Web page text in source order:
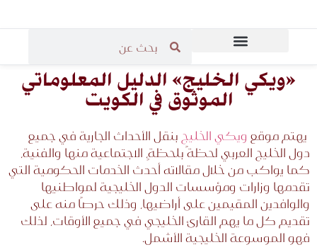
«ويكي الخليج» الدليل المعلوماتي
الموثوق في الكويت
يهتم موقعويكيالخليجبنقل الأحداث الجارية في جميع
دول الخليج العربي لحظةً بلحظةٍ، الاجتماعية منها والفنية،
كما يواكب من خلال مقالاته أحدث الخدمات الحكومية التي
تقدمها وزارات ومؤسسات الدول الخليجية لمواطنيها
والوافدين المقيمين على أراضيها، وذلك حرصًا منه على
تقديم كل ما يهم القارئ الخليجي في جميع الأوقات، لذلك
فهو الموسوعة الخليجية الأشمل.